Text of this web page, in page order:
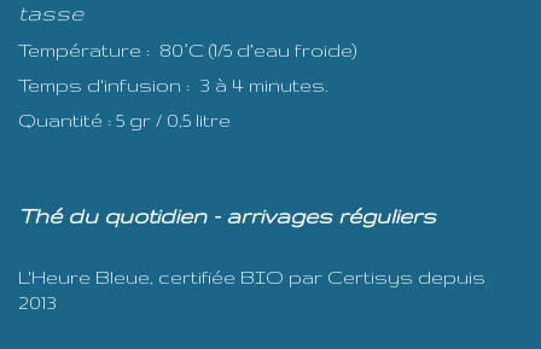
tasse
Température : 80°C (1/5 d’eau froide)
Temps d'infusion : 3 à 4 minutes.
Quantité : 5 gr / 0,5 litre
Thé du quotidien - arrivages réguliers
L'Heure Bleue, certifiée BIO par Certisys depuis
2013